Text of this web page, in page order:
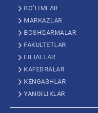
BO’LIMLAR
MARKAZLAR
BOSHQARMALAR
FAKULTETLAR
FILIALLAR
KAFEDRALAR
KENGASHLAR
YANGILIKLAR